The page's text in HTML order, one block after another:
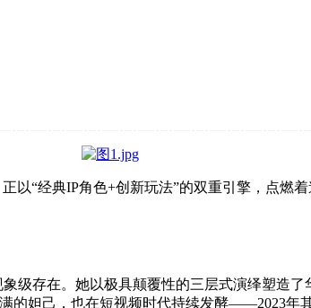
“经典IP角色+创新玩法”的双重引擎，点燃
级存在。她以极具颠覆性的三层式演绎塑造
的妲己，也在短视频时代持续发酵——2023年